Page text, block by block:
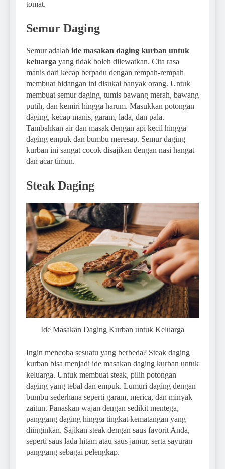
tomat.
Semur Daging
Semur adalah ide masakan daging kurban untuk
keluarga yang tidak boleh dilewatkan. Cita rasa
manis dari kecap berpadu dengan rempah-rempah
membuat hidangan ini disukai banyak orang. Untuk
membuat semur daging, tumis bawang merah, bawang
putih, dan kemiri hingga harum. Masukkan potongan
daging, kecap manis, garam, lada, dan pala.
Tambahkan air dan masak dengan api kecil hingga
daging empuk dan bumbu meresap. Semur daging
kurban ini sangat cocok disajikan dengan nasi hangat
dan acar timun.
Steak Daging
Ide Masakan Daging Kurban untuk Keluarga
Ingin mencoba sesuatu yang berbeda? Steak daging
kurban bisa menjadi ide masakan daging kurban untuk
keluarga. Untuk membuat steak, pilih potongan
daging yang tebal dan empuk. Lumuri daging dengan
bumbu sederhana seperti garam, merica, dan minyak
zaitun. Panaskan wajan dengan sedikit mentega,
panggang daging hingga tingkat kematangan yang
diinginkan. Sajikan steak dengan saus favorit Anda,
seperti saus lada hitam atau saus jamur, serta sayuran
panggang sebagai pelengkap.